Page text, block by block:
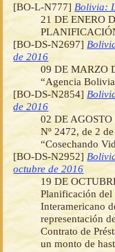
[BO-L-N777] Bolivia:
21 DE ENERO
[BO-DS-N2697]
de 2016
09 DE MARZO
“Agencia
[BO-DS-N2854]
de 2016
02 DE
Nº 2472, de 2
“Cosechando
[BO-DS-N2952]
octubre de 2016
19 DE
Planificación
Interamericano
representación
Contrato de
un monto de